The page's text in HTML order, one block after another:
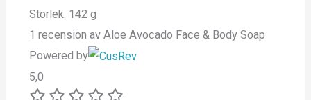
Storlek: 142 g
1 recension av Aloe Avocado Face & Body Soap
Powered by
5,0